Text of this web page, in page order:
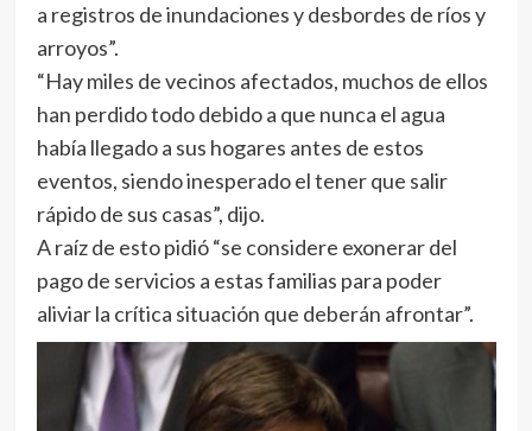
a registros de inundaciones y desbordes de ríos y
arroyos”.
“Hay miles de vecinos afectados, muchos de ellos
han perdido todo debido a que nunca el agua
había llegado a sus hogares antes de estos
eventos, siendo inesperado el tener que salir
rápido de sus casas”, dijo.
A raíz de esto pidió “se considere exonerar del
pago de servicios a estas familias para poder
aliviar la crítica situación que deberán afrontar”.